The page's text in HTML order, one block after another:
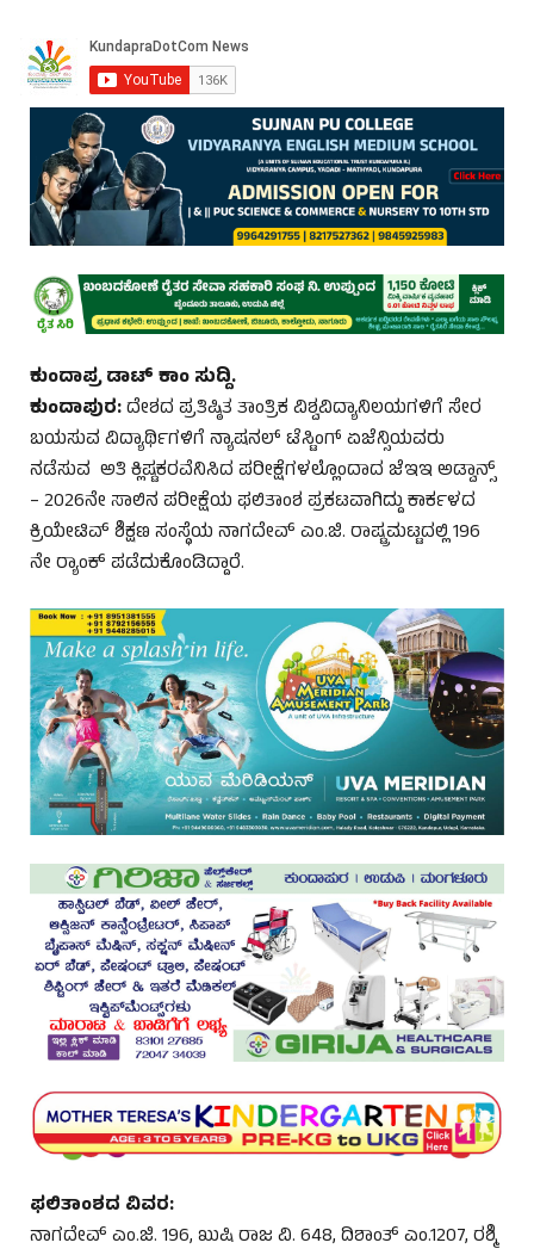
ಕುಂದಾಪ್ರ ಡಾಟ್‌ ಕಾಂ ಸುದ್ದಿ.
ಕುಂದಾಪುರ:ದೇಶದ ಪ್ರತಿಷ್ಠಿತ ತಾಂತ್ರಿಕ ವಿಶ್ವವಿದ್ಯಾನಿಲಯಗಳಿಗೆ ಸೇರ
ಬಯಸುವ ವಿದ್ಯಾರ್ಥಿಗಳಿಗೆ ನ್ಯಾಷನಲ್ ಟೆಸ್ಟಿಂಗ್ ಏಜೆನ್ಸಿಯವರು
ನಡೆಸುವ ಅತಿ ಕ್ಲಿಷ್ಟಕರವೆನಿಸಿದ ಪರೀಕ್ಷೆಗಳಲ್ಲೊಂದಾದ ಜೆಇಇ ಅಡ್ವಾನ್ಸ್
– 2026ನೇ ಸಾಲಿನ ಪರೀಕ್ಷೆಯ ಫಲಿತಾಂಶ ಪ್ರಕಟವಾಗಿದ್ದು ಕಾರ್ಕಳದ
ಕ್ರಿಯೇಟಿವ್ ಶಿಕ್ಷಣ ಸಂಸ್ಥೆಯ ನಾಗದೇವ್ ಎಂ.ಜಿ. ರಾಷ್ಟ್ರಮಟ್ಟದಲ್ಲಿ 196
ನೇ ರ‍್ಯಾಂಕ್‌ ಪಡೆದುಕೊಂಡಿದ್ದಾರೆ.
ಫಲಿತಾಂಶದ ವಿವರ:
ನಾಗದೇವ್ ಎಂ.ಜಿ. 196, ಖುಷಿ ರಾಜ ವಿ. 648, ದಿಶಾಂತ್ ಎಂ.1207, ರಶ್ಮಿ